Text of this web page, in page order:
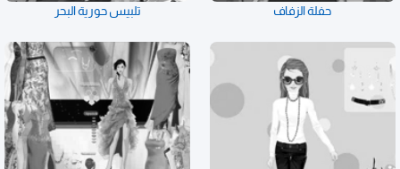
حفلة الزفاف تلبيس حورية البحر